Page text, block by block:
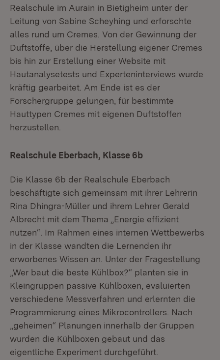
Realschule im Aurain in Bietigheim unter der
Leitung von Sabine Scheyhing und erforschte
alles rund um Cremes. Von der Gewinnung der
Duftstoffe, über die Herstellung eigener Cremes
bis hin zur Erstellung einer Website mit
Hautanalysetests und Experteninterviews wurde
kräftig gearbeitet. Am Ende ist es der
Forschergruppe gelungen, für bestimmte
Hauttypen Cremes mit eigenen Duftstoffen
herzustellen.
Realschule Eberbach, Klasse 6b
Die Klasse 6b der Realschule Eberbach
beschäftigte sich gemeinsam mit ihrer Lehrerin
Rina Dhingra-Müller und ihrem Lehrer Gerald
Albrecht mit dem Thema „Energie effizient
nutzen“. Im Rahmen eines internen Wettbewerbs
in der Klasse wandten die Lernenden ihr
erworbenes Wissen an. Unter der Fragestellung
„Wer baut die beste Kühlbox?“ planten sie in
Kleingruppen passive Kühlboxen, evaluierten
verschiedene Messverfahren und erlernten die
Programmierung eines Mikrocontrollers. Nach
„geheimen“ Planungen innerhalb der Gruppen
wurden die Kühlboxen gebaut und das
eigentliche Experiment durchgeführt.